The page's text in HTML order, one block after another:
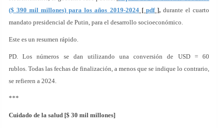
($ 390 mil millones) para los años 2019-2024[ pdf],durante el cuarto
mandato presidencial de Putin, para el desarrollo socioeconómico.
Este es un resumen rápido.
PD. Los números se dan utilizando una conversión de USD = 60
rublos. Todas las fechas de finalización, a menos que se indique lo contrario,
se refieren a 2024.
***
Cuidado de la salud [$ 30 mil millones]